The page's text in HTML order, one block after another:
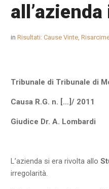
in Risultati: Cause Vinte,
Tribunale di Tribunale di
Causa R.G. n. […]/ 2011
Giudice Dr. A. Lombardi
L’azienda si era rivolta allo
irregolarità.